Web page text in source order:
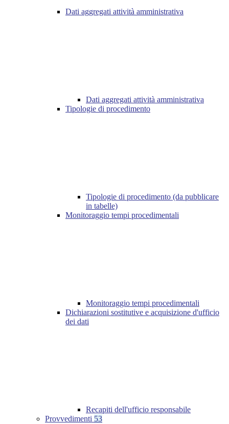
Dati aggregati attività amministrativa
Dati aggregati attività amministrativa
Tipologie di procedimento
Tipologie di procedimento (da pubblicare
in tabelle)
Monitoraggio tempi procedimentali
Monitoraggio tempi procedimentali
Dichiarazioni sostitutive e acquisizione d'ufficio
dei dati
Recapiti dell'ufficio responsabile
Provvedimenti 53